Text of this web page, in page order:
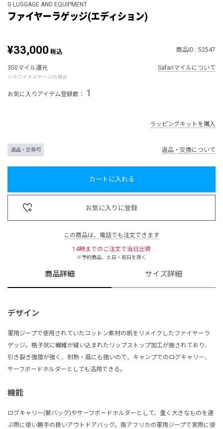
G LUGGAGE AND EQUIPMENT
ファイヤーラゲッジ(エディション)
¥33,000 税込 商品ID : 52547
300マイル還元
※ホワイトステージの場合
Safariマイルについて
お気に入りアイテム登録数： 1
ラッピングキットを購入
返品・交換可 返品・交換について
カートに入れる
お気に入りに登録
この商品は、電話でも注文できます
14時までのご注文で当日出荷
※予約商品、土日・祝日を除く
商品詳細 サイズ詳細
デザイン
軍用ジープで使用されていたコットン素材の帆をリメイクしたファイヤーラ
ゲッジ。格子状に繊維が縫い込まれたリップストップ加工が施されており、
引き裂き強度が強く、耐熱・風にも強いので、キャンプでのログキャリー、
サーフボードホルダーとしても活用できる。
機能
ログキャリー(薪バッグ)やサーフボードホルダーとして、重く大きなものを運
ぶ際に使い勝手の良いアウトドアバッグ。南アフリカの軍用ジープで実際に使